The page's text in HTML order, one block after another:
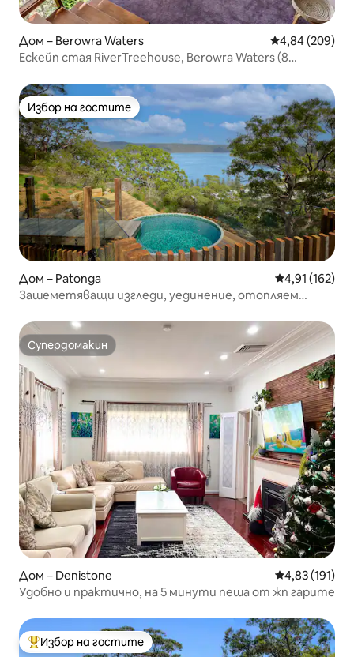
Дом – Berowra Waters Средна
4,84 (209)
Ескейп стая RiverTreehouse, Berowra Waters (8
Избор на гостите
Избор на гостите
Дом – Patonga Средна
4,91 (162)
Зашеметяващи изгледи, уединение, отопляем
Супердомакин
Супердомакин
Дом – Denistone Средна
4,83 (191)
Удобно и практично, на 5 минути пеша от жп гарите
Най-популярен избор на гостите
Избор на гостите